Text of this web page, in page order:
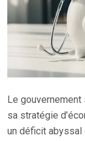
Le gouvernement
sa stratégie
un déficit